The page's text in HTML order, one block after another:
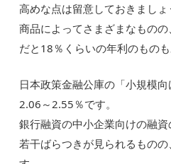
高めな点は留意しておきましょ
商品によってさまざまなもの
だと18％くらいの年利のものも
日本政策金融公庫の「小規模向
2.06～2.55％です。
銀行融資の中小企業向けの融
若干ばらつきが見られるもの